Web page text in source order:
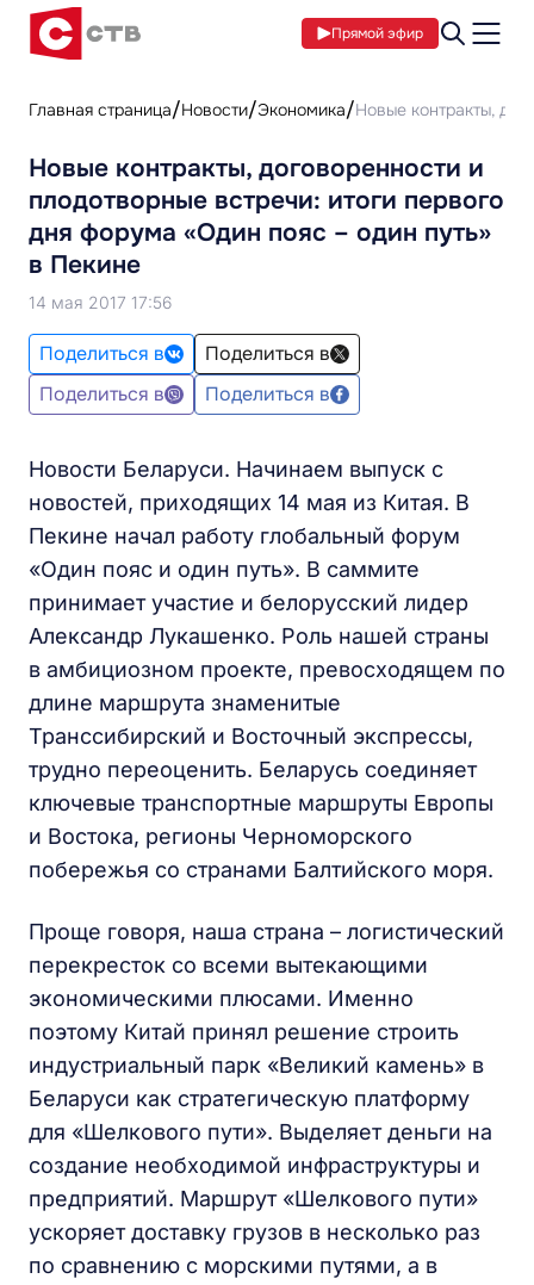
Прямой эфир
Главная страница Новости Экономика Новые контракты,
Новые контракты, договоренности и
плодотворные встречи: итоги первого
дня форума «Один пояс – один путь»
в Пекине
14 мая 2017 17:56
Поделиться в
Поделиться в
Поделиться в
Поделиться в
Новости Беларуси. Начинаем выпуск с
новостей, приходящих 14 мая из Китая. В
Пекине начал работу глобальный форум
«Один пояс и один путь». В саммите
принимает участие и белорусский лидер
Александр Лукашенко. Роль нашей страны
в амбициозном проекте, превосходящем по
длине маршрута знаменитые
Транссибирский и Восточный экспрессы,
трудно переоценить. Беларусь соединяет
ключевые транспортные маршруты Европы
и Востока, регионы Черноморского
побережья со странами Балтийского моря.
Проще говоря, наша страна – логистический
перекресток со всеми вытекающими
экономическими плюсами. Именно
поэтому Китай принял решение строить
индустриальный парк «Великий камень» в
Беларуси как стратегическую платформу
для «Шелкового пути». Выделяет деньги на
создание необходимой инфраструктуры и
предприятий. Маршрут «Шелкового пути»
ускоряет доставку грузов в несколько раз
по сравнению с морскими путями, а в